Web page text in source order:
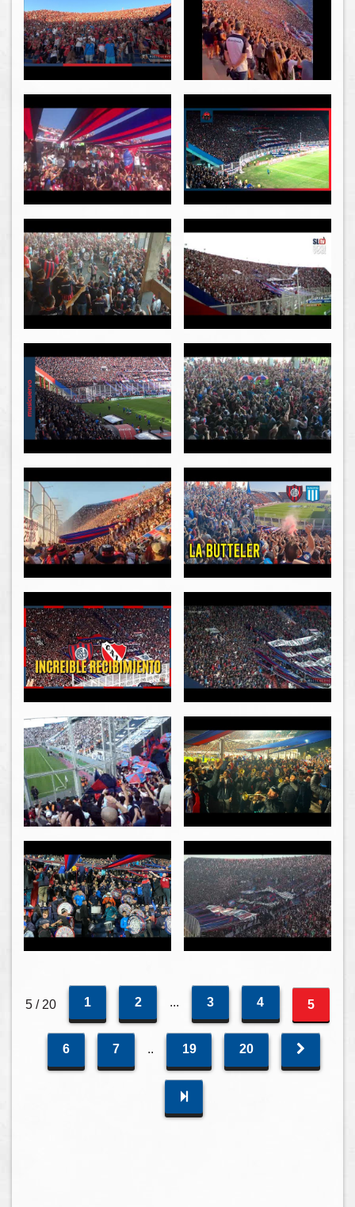
5 / 20 1 2 ... 3 4 5
6 7 .. 19 20